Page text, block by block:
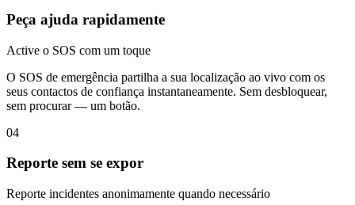
Peça ajuda rapidamente
Active o SOS com um toque
O SOS de emergência partilha a sua localização ao vivo com os
seus contactos de confiança instantaneamente. Sem desbloquear,
sem procurar — um botão.
04
Reporte sem se expor
Reporte incidentes anonimamente quando necessário